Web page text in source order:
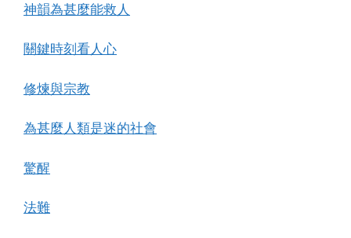
神韻為甚麼能救人
關鍵時刻看人心
修煉與宗教
為甚麼人類是迷的社會
驚醒
法難